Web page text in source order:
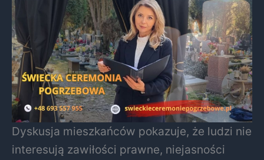
Dyskusja mieszkańców pokazuje, że ludzi nie
interesują zawiłości prawne, niejasności